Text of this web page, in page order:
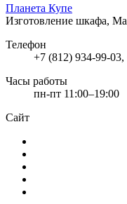
Планета Купе
Изготовление шкафа,
Телефон
+7 (812) 934-99-
Часы работы
пн-пт 11:00–19:00
Сайт